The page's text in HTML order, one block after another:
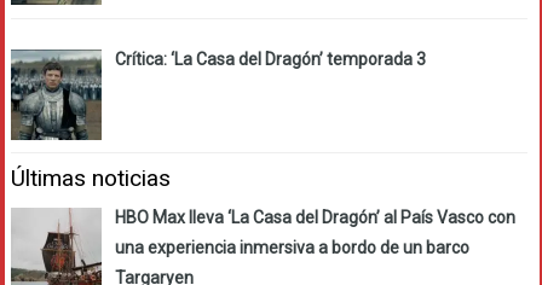
Crítica: ‘La Casa del Dragón’ temporada 3
Últimas noticias
HBO Max lleva ‘La Casa del Dragón’ al País Vasco con
una experiencia inmersiva a bordo de un barco
Targaryen